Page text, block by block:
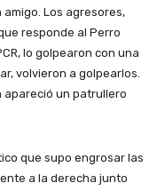
amigo. Los agresores,
responde al Perro
lo golpearon con una
volvieron a golpearlos.
apareció un patrullero
que supo engrosar las
a la derecha junto